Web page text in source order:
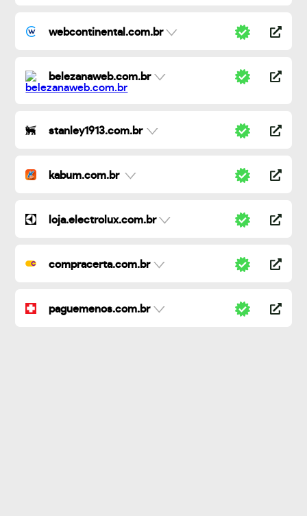
webcontinental.com.br
belezanaweb.com.br
stanley1913.com.br
kabum.com.br
loja.electrolux.com.br
compracerta.com.br
paguemenos.com.br